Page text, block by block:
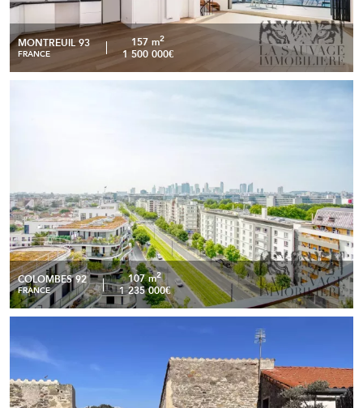
MONTREUIL 93
FRANCE
157 m2
1 500 000€
COLOMBES 92
FRANCE
107 m2
1 235 000€
m2 avec piscine, terrasses et potentiel d’accueil